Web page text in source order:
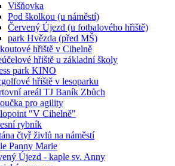
Višňovka
Pod školkou (u náměstí)
Červený Újezd (u fotbalového hřiště)
park Hvězda (před MŠ)
hřiště v Cihelně
hřiště u základní školy
park KINO
hřiště v lesoparku
areál TJ Baník Zbůch
pro agility
"V Cihelně"
rybník
čtyř živlů na náměstí
Panny Marie
Újezd - kaple sv. Anny